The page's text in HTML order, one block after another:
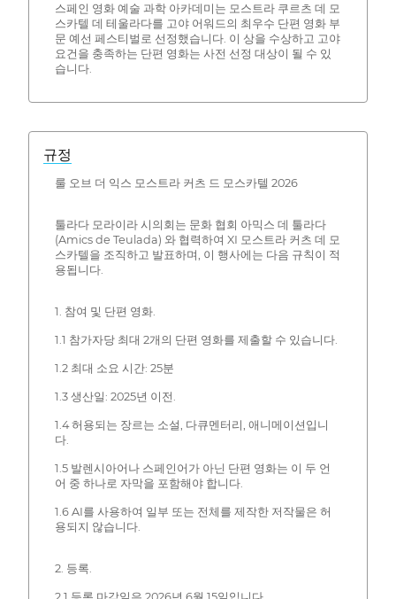
스페인 영화 예술 과학 아카데미는 모스트라 쿠르츠 데 모
스카텔 데 테울라다를 고야 어워드의 최우수 단편 영화 부
문 예선 페스티벌로 선정했습니다. 이 상을 수상하고 고야
요건을 충족하는 단편 영화는 사전 선정 대상이 될 수 있
습니다.
규정
룰 오브 더 익스 모스트라 커츠 드 모스카텔 2026
툴라다 모라이라 시의회는 문화 협회 아믹스 데 툴라다
(Amics de Teulada) 와 협력하여 XI 모스트라 커츠 데 모
스카텔을 조직하고 발표하며, 이 행사에는 다음 규칙이 적
용됩니다.
1. 참여 및 단편 영화.
1.1 참가자당 최대 2개의 단편 영화를 제출할 수 있습니다.
1.2 최대 소요 시간: 25분
1.3 생산일: 2025년 이전.
1.4 허용되는 장르는 소설, 다큐멘터리, 애니메이션입니
다.
1.5 발렌시아어나 스페인어가 아닌 단편 영화는 이 두 언
어 중 하나로 자막을 포함해야 합니다.
1.6 AI를 사용하여 일부 또는 전체를 제작한 저작물은 허
용되지 않습니다.
2. 등록.